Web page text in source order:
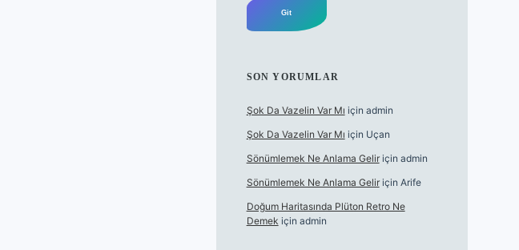
SON YORUMLAR
Şok Da Vazelin Var Mı için admin
Şok Da Vazelin Var Mı için Uçan
Sönümlemek Ne Anlama Geliriçin admin
Sönümlemek Ne Anlama Geliriçin Arife
Doğum Haritasında Plüton Retro Ne
Demek için admin